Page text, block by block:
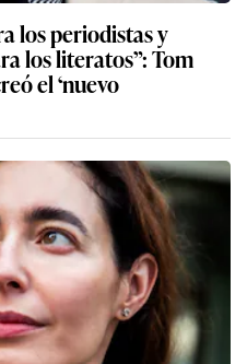
los periodistas y
los literatos”: Tom
el ‘nuevo